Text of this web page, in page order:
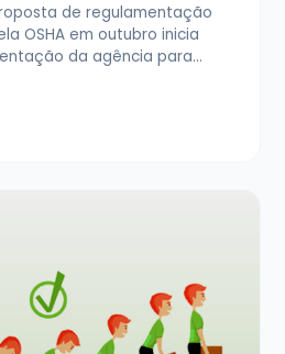
de regulamentação
OSHA em outubro inicia
da agência para…